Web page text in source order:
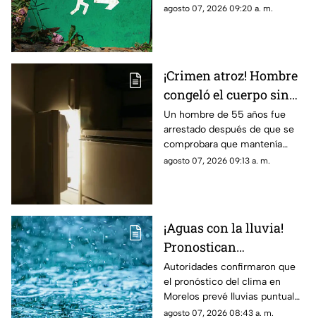
Guerrero.
agosto 07, 2026 09:20 a. m.
¡Crimen atroz! Hombre
congeló el cuerpo sin
vida de su padre para
poder cobrar su
pensión; Lo hizo
durante más de dos
Un hombre de 55 años fue
arrestado después de que se
comprobara que mantenía
congelado el cuerpo sin vida
agosto 07, 2026 09:13 a. m.
¡Aguas con la lluvia!
Pronostican
precipitaciones muy
fuertes en Morelos
HOY; Lista de
Autoridades confirmaron que
el pronóstico del clima en
Morelos prevé lluvias puntuales
muy fuertes de 50 a 75 mm
agosto 07, 2026 08:43 a. m.